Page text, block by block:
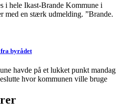
i hele Ikast-Brande Kommune i
med en stærk udmelding. ”Brande.
byrådet
havde på et lukket punkt mandag
hvor kommunen ville bruge